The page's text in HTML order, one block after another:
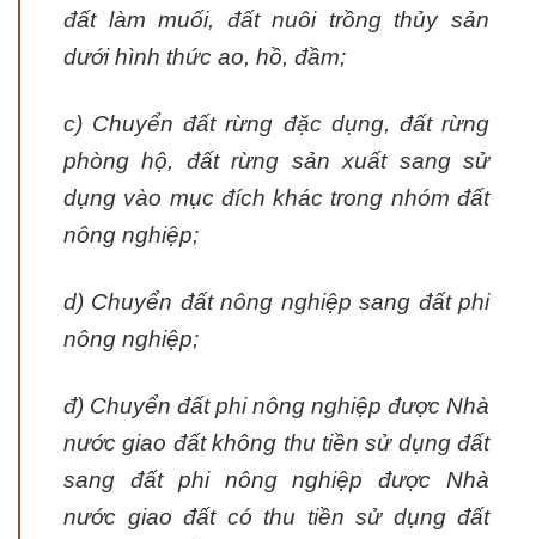
đất làm muối, đất nuôi trồng thủy sản
dưới hình thức ao, hồ, đầm;
c) Chuyển đất rừng đặc dụng, đất rừng
phòng hộ, đất rừng sản xuất sang sử
dụng vào mục đích khác trong nhóm đất
nông nghiệp;
d) Chuyển đất nông nghiệp sang đất phi
nông nghiệp;
đ) Chuyển đất phi nông nghiệp được Nhà
nước giao đất không thu tiền sử dụng đất
sang đất phi nông nghiệp được Nhà
nước giao đất có thu tiền sử dụng đất